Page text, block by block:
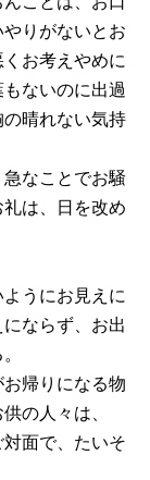
りがないとお
お考えやめに
ないのに出過
晴れない気持
なことでお騒
は、日を改め
うにお見えに
ならず、お出
帰りになる物
の人々は、
面で、たいそ